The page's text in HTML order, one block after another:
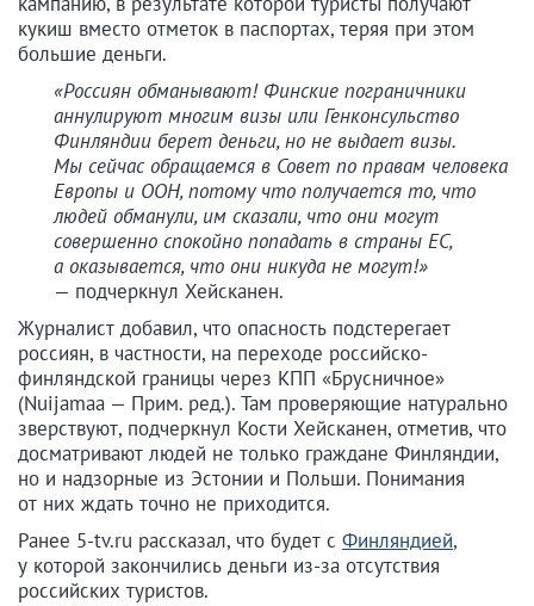
кукиш вместо отметок в паспортах, теряя при этом
большие деньги.
«Россиян обманывают! Финские пограничники
аннулируют многим визы или Генконсульство
Финляндии берет деньги, но не выдает визы.
Мы сейчас обращаемся в Совет по правам человека
Европы и ООН, потому что получается то, что
людей обманули, им сказали, что они могут
совершенно спокойно попадать в страны ЕС,
а оказывается, что они никуда не могут!»
— подчеркнул Хейсканен.
Журналист добавил, что опасность подстерегает
россиян, в частности, на переходе российско-
финляндской границы через КПП «Брусничное»
(Nuijamaa — Прим. ред.). Там проверяющие натурально
зверствуют, подчеркнул Кости Хейсканен, отметив, что
досматривают людей не только граждане Финляндии,
но и надзорные из Эстонии и Польши. Понимания
от них ждать точно не приходится.
Ранее 5-tv.ru рассказал, что будет с Финляндией,
у которой закончились деньги из-за отсутствия
российских туристов.